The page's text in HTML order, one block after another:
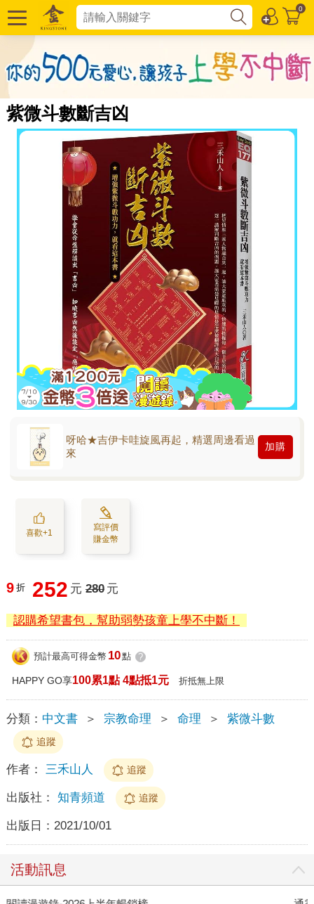
0
紫微斗數斷吉凶
呀哈★吉伊卡哇旋風再起，精選周邊看過
來
加購
喜歡+1
寫評價
賺金幣
9 折 252 元 280 元
認購希望書包，幫助弱勢孩童上學不中斷！
預計最高可得金幣 10點 ?
HAPPY GO享100累1點 4點抵1元 折抵無上限
分類： 中文書 ＞ 宗教命理 ＞ 命理 ＞ 紫微斗數
追蹤
作者： 三禾山人 追蹤
出版社： 知青頻道 追蹤
出版日： 2021/10/01
活動訊息